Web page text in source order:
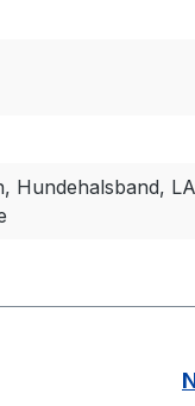
Hundehalsband,